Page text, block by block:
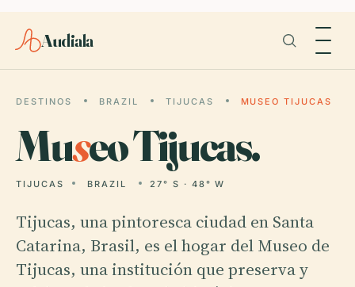
Audiala
DESTINOS BRAZIL TIJUCAS MUSEO TIJUCAS
Museo Tijucas.
TIJUCAS BRAZIL 27° S · 48° W
Tijucas, una pintoresca ciudad en Santa
Catarina, Brasil, es el hogar del Museo de
Tijucas, una institución que preserva y